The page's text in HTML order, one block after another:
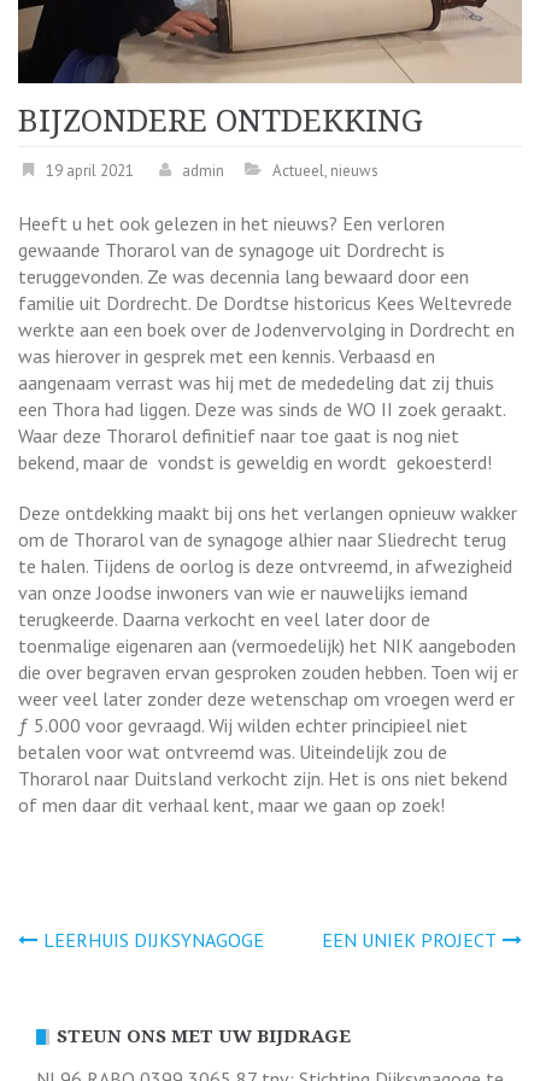
BIJZONDERE ONTDEKKING
19 april 2021 admin Actueel, nieuws
Heeft u het ook gelezen in het nieuws? Een verloren
gewaande Thorarol van de synagoge uit Dordrecht is
teruggevonden. Ze was decennia lang bewaard door een
familie uit Dordrecht. De Dordtse historicus Kees Weltevrede
werkte aan een boek over de Jodenvervolging in Dordrecht en
was hierover in gesprek met een kennis. Verbaasd en
aangenaam verrast was hij met de mededeling dat zij thuis
een Thora had liggen. Deze was sinds de WO II zoek geraakt.
Waar deze Thorarol definitief naar toe gaat is nog niet
bekend, maar de vondst is geweldig en wordt gekoesterd!
Deze ontdekking maakt bij ons het verlangen opnieuw wakker
om de Thorarol van de synagoge alhier naar Sliedrecht terug
te halen. Tijdens de oorlog is deze ontvreemd, in afwezigheid
van onze Joodse inwoners van wie er nauwelijks iemand
terugkeerde. Daarna verkocht en veel later door de
toenmalige eigenaren aan (vermoedelijk) het NIK aangeboden
die over begraven ervan gesproken zouden hebben. Toen wij er
weer veel later zonder deze wetenschap om vroegen werd er
ƒ 5.000 voor gevraagd. Wij wilden echter principieel niet
betalen voor wat ontvreemd was. Uiteindelijk zou de
Thorarol naar Duitsland verkocht zijn. Het is ons niet bekend
of men daar dit verhaal kent, maar we gaan op zoek!
Bericht
LEERHUIS DIJKSYNAGOGE EEN UNIEK PROJECT
STEUN ONS MET UW BIJDRAGE